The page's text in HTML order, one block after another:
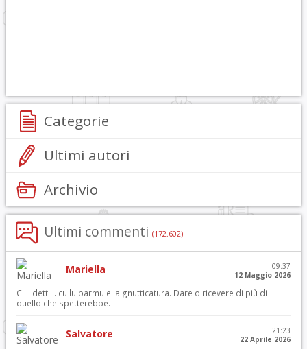
Categorie
Ultimi autori
Archivio
Ultimi commenti (172.602)
Mariella
09:37
12 Maggio 2026
Ci li detti… cu lu parmu e la gnutticatura. Dare o ricevere di più di
quello che spetterebbe.
Salvatore
21:23
22 Aprile 2026